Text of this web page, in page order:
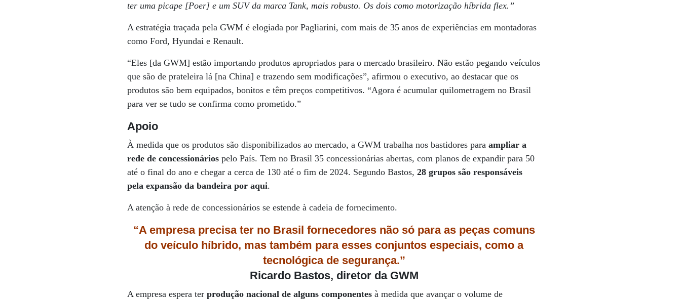
ter uma picape [Poer] e um SUV da marca Tank, mais robusto. Os dois como motorização híbrida flex.”
A estratégia traçada pela GWM é elogiada por Pagliarini, com mais de 35 anos de experiências em montadoras
como Ford, Hyundai e Renault.
“Eles [da GWM] estão importando produtos apropriados para o mercado brasileiro. Não estão pegando veículos
que são de prateleira lá [na China] e trazendo sem modificações”, afirmou o executivo, ao destacar que os
produtos são bem equipados, bonitos e têm preços competitivos. “Agora é acumular quilometragem no Brasil
para ver se tudo se confirma como prometido.”
Apoio
À medida que os produtos são disponibilizados ao mercado, a GWM trabalha nos bastidores paraampliar a
rede de concessionários pelo País. Tem no Brasil 35 concessionárias abertas, com planos de expandir para 50
até o final do ano e chegar a cerca de 130 até o fim de 2024. Segundo Bastos,28 grupos são responsáveis
pela expansão da bandeira por aqui.
A atenção à rede de concessionários se estende à cadeia de fornecimento.
“A empresa precisa ter no Brasil fornecedores não só para as peças comuns
do veículo híbrido, mas também para esses conjuntos especiais, como a
tecnológica de segurança.”
Ricardo Bastos, diretor da GWM
A empresa espera terprodução nacional de alguns componentes à medida que avançar o volume de